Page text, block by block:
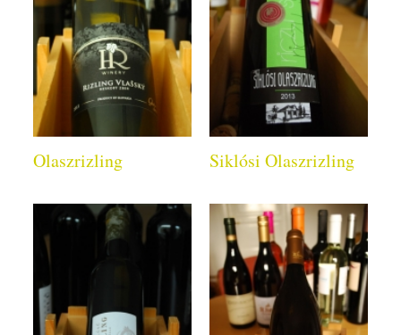
Olaszrizling Siklósi Olaszrizling